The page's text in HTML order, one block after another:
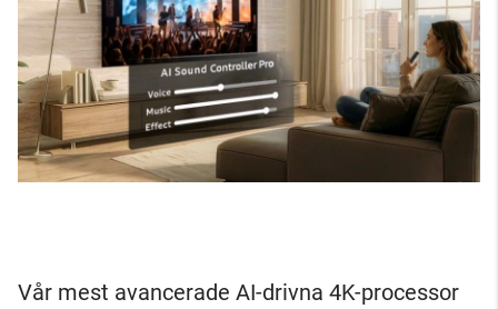
Vår mest avancerade AI-drivna 4K-processor